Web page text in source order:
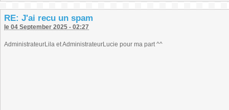
RE: J'ai recu un spam
le 04 September 2025 - 02:27
AdministrateurLila et AdministrateurLucie pour ma part ^^